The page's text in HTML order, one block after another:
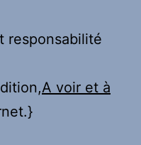
responsabilité
A voir et à